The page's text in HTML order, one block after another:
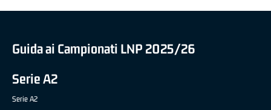
Guida ai Campionati LNP 2025/26
Serie A2
Serie A2